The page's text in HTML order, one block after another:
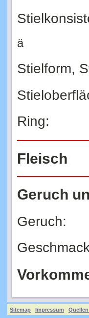
ä
Stielform,
Ring:
Fleisch
Geruch
Geruch:
Sitemap Impressum